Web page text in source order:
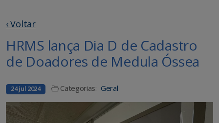
‹ Voltar
HRMS lança Dia D de Cadastro
de Doadores de Medula Óssea
24 jul 2024 Categorias: Geral